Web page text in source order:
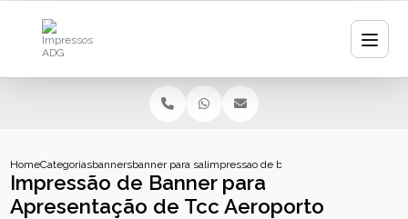
HomeCategoriasbannersbanner para salaoimpressao de banner para apresentacao
Impressão de Banner para
Apresentação de Tcc Aeroporto